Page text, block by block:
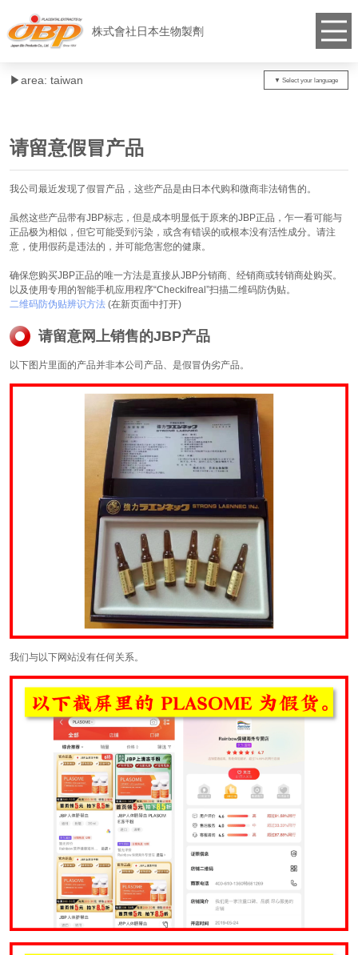
株式會社日本生物製劑
▶︎area: taiwan
请留意假冒产品
我公司最近发现了假冒产品，这些产品是由日本代购和微商非法销售的。
虽然这些产品带有JBP标志，但是成本明显低于原来的JBP正品，乍一看可能与
正品极为相似，但它可能受到污染，或含有错误的或根本没有活性成分。请注
意，使用假药是违法的，并可能危害您的健康。
确保您购买JBP正品的唯一方法是直接从JBP分销商、经销商或转销商处购买。
以及使用专用的智能手机应用程序“Checkifreal”扫描二维码防伪贴。
二维码防伪贴辨识方法 (在新页面中打开)
请留意网上销售的JBP产品
以下图片里面的产品并非本公司产品、是假冒伪劣产品。
我们与以下网站没有任何关系。